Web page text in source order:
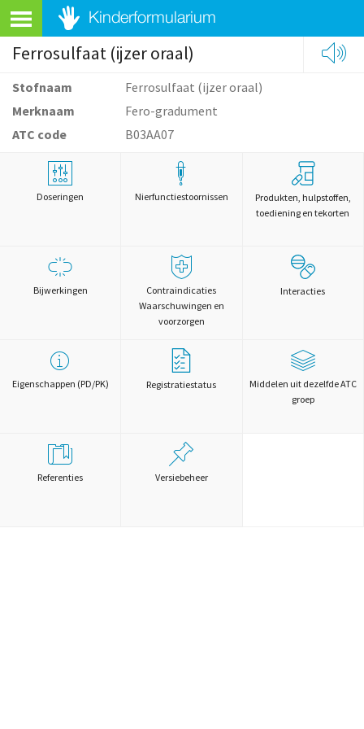
Ferrosulfaat (ijzer oraal)
Stofnaam
Ferrosulfaat (ijzer oraal)
Merknaam
Fero-gradument
ATC code
B03AA07
Doseringen Nierfunctiestoornissen
Produkten, hulpstoffen,
toediening en tekorten
Bijwerkingen
Contraindicaties
Waarschuwingen en
voorzorgen
Interacties
Eigenschappen (PD/PK) Registratiestatus
Middelen uit dezelfde ATC
groep
Referenties Versiebeheer